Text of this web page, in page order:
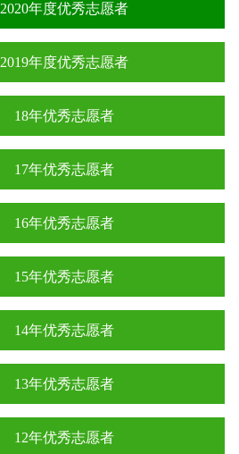
2020年度优秀志愿者
2019年度优秀志愿者
18年优秀志愿者
17年优秀志愿者
16年优秀志愿者
15年优秀志愿者
14年优秀志愿者
13年优秀志愿者
12年优秀志愿者